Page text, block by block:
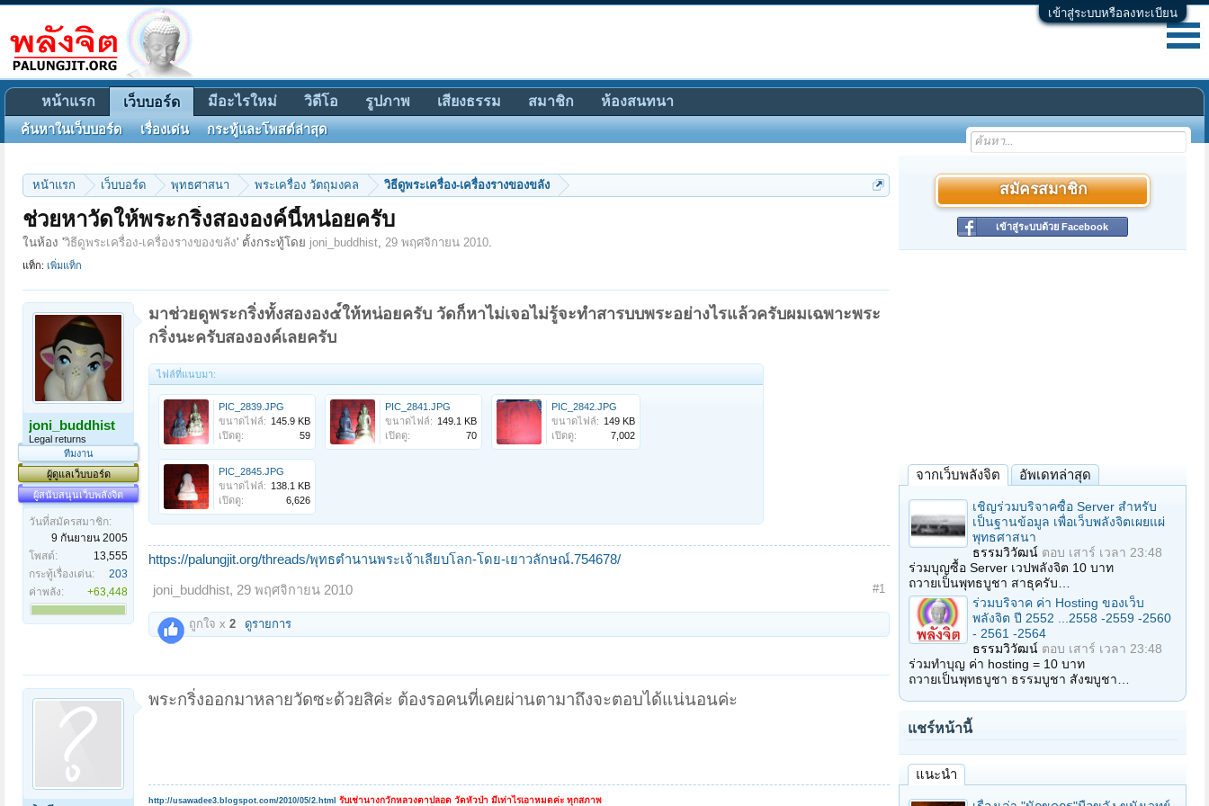
เข้าสู่ระบบหรือลงทะเบียน
หน้าแรก เว็บบอร์ด พุทธศาสนา พระเครื่อง วัตถุมงคล วิธีดูพระเครื่อง-เครื่องรางของขลัง
ช่วยหาวัดให้พระกริ่งสององค์นี้หน่อยครับ
ในห้อง 'วิธีดูพระเครื่อง-เครื่องรางของขลัง' ตั้งกระทู้โดย joni_buddhist, 29 พฤศจิกายน 2010.
แท็ก: เพิ่มแท็ก
joni_buddhist
Legal returns
ทีมงาน
ผู้ดูแลเว็บบอร์ด
ผู้สนับสนุนเว็บพลังจิต
วันที่สมัครสมาชิก:
9 กันยายน 2005
โพสต์:
13,555
กระทู้เรื่องเด่น:
203
ค่าพลัง:
+63,448
มาช่วยดูพระกริ่งทั้งสององ๕์ให้หน่อยครับ วัดก็หาไม่เจอไม่รู้จะทำสารบบพระอย่างไรแล้วครับผมเฉพาะพระ
กริ่งนะครับสององค์เลยครับ
ไฟล์ที่แนบมา:
PIC_2839.JPG
ขนาดไฟล์: 145.9 KB
เปิดดู:
59
PIC_2841.JPG
ขนาดไฟล์: 149.1 KB
เปิดดู:
70
PIC_2842.JPG
ขนาดไฟล์: 149 KB
เปิดดู:
7,002
PIC_2845.JPG
ขนาดไฟล์: 138.1 KB
เปิดดู:
6,626
https://palungjit.org/threads/พุทธตำนานพระเจ้าเลียบโลก-โดย-เยาวลักษณ์.754678/
joni_buddhist, 29 พฤศจิกายน 2010 #1
ถูกใจ x 2 ดูรายการ
พระกริ่งออกมาหลายวัดซะด้วยสิค่ะ ต้องรอคนที่เคยผ่านตามาถึงจะตอบได้แน่นอนค่ะ
http://usawadee3.blogspot.com/2010/05/2.html รับเช่านางกวักหลวงตาปลอด วัดหัวป่า มีเท่าไรเอาหมดค่ะ ทุกสภาพ
สมัครสมาชิก
เข้าสู่ระบบด้วย Facebook
จากเว็บพลังจิต อัพเดทล่าสุด
เชิญร่วมบริจาคซื้อ Server สำหรับ
เป็นฐานข้อมูล เพื่อเว็บพลังจิตเผยแผ่
พุทธศาสนา
ธรรมวิวัฒน์ ตอบ เสาร์ เวลา 23:48
ร่วมบุญซื้อ Server เวปพลังจิต 10 บาท
ถวายเป็นพุทธบูชา สาธุครับ…
ร่วมบริจาค ค่า Hosting ของเว็บ
พลังจิต ปี 2552 ...2558 -2559 -2560
- 2561 -2564
ธรรมวิวัฒน์ ตอบ เสาร์ เวลา 23:48
ร่วมทำบุญ ค่า hosting = 10 บาท
ถวายเป็นพุทธบูชา ธรรมบูชา สังฆบูชา…
แชร์หน้านี้
แนะนำ
หน้าแรก เว็บบอร์ด
ค้นหาในเว็บบอร์ด เรื่องเด่น กระทู้และโพสต์ล่าสุด
มีอะไรใหม่ วิดีโอ รูปภาพ เสียงธรรม สมาชิก ห้องสนทนา